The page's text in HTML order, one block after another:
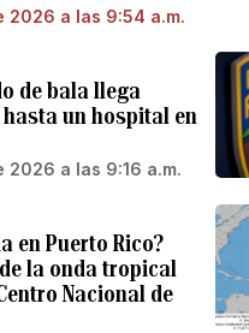
2026 a las 9:54 a.m.
de bala llega
un hospital en
2026 a las 9:16 a.m.
en Puerto Rico?
la onda tropical
Nacional de